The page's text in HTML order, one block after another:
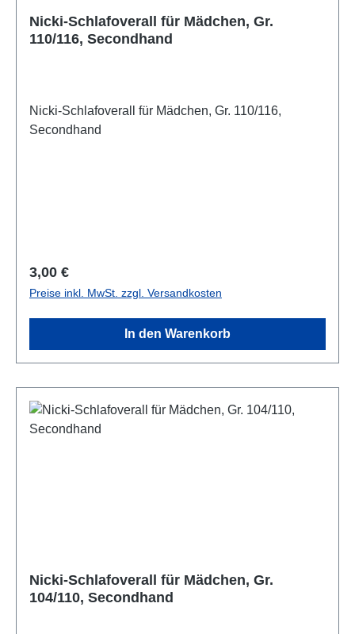
Nicki-Schlafoverall für Mädchen, Gr.
110/116, Secondhand
Nicki-Schlafoverall für Mädchen, Gr. 110/116,
Secondhand
Regulärer Preis:
3,00 €
Preise inkl. MwSt. zzgl. Versandkosten
In den Warenkorb
Nicki-Schlafoverall für Mädchen, Gr.
104/110, Secondhand